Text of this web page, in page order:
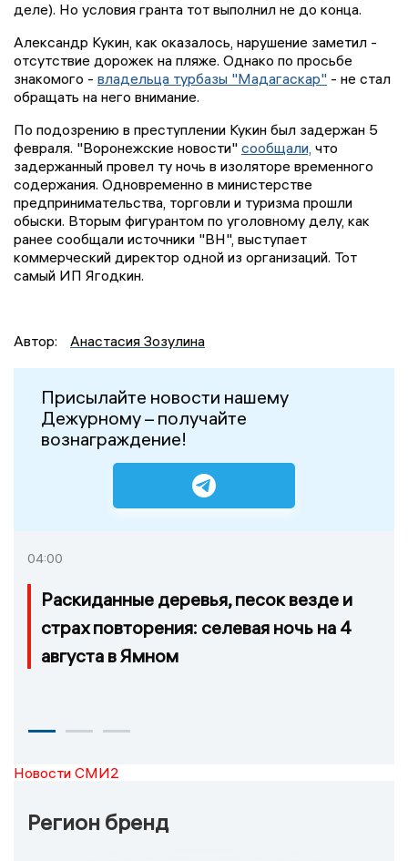
деле). Но условия гранта тот выполнил не до конца.
Александр Кукин, как оказалось, нарушение заметил -
отсутствие дорожек на пляже. Однако по просьбе
знакомого - владельца турбазы "Мадагаскар" - не стал
обращать на него внимание.
По подозрению в преступлении Кукин был задержан 5
февраля. "Воронежские новости" сообщали, что
задержанный провел ту ночь в изоляторе временного
содержания. Одновременно в министерстве
предпринимательства, торговли и туризма прошли
обыски. Вторым фигурантом по уголовному делу, как
ранее сообщали источники "ВН", выступает
коммерческий директор одной из организаций. Тот
самый ИП Ягодкин.
Автор: Анастасия Зозулина
Присылайте новости нашему
Дежурному – получайте
вознаграждение!
04:00
Раскиданные деревья, песок везде и
страх повторения: селевая ночь на 4
августа в Ямном
Новости СМИ2
Регион бренд